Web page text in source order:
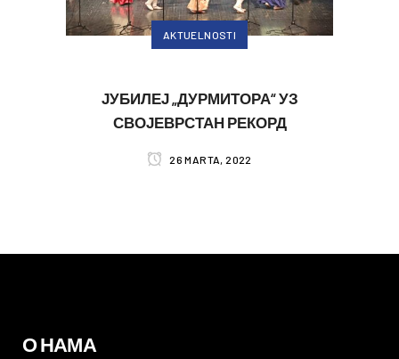
AKTUELNOSTI
ЈУБИЛЕЈ „ДУРМИТОРА“ УЗ
СВОЈЕВРСТАН РЕКОРД
26 MARTA, 2022
О НАМА